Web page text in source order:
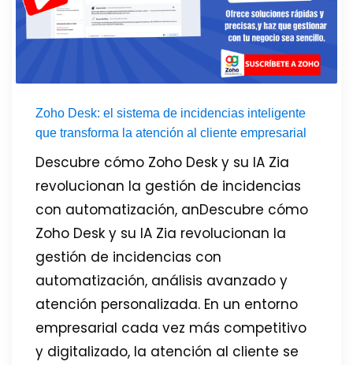
Zoho Desk: el sistema de incidencias inteligente
que transforma la atención al cliente empresarial
Descubre cómo Zoho Desk y su IA Zia
revolucionan la gestión de incidencias
con automatización, anDescubre cómo
Zoho Desk y su IA Zia revolucionan la
gestión de incidencias con
automatización, análisis avanzado y
atención personalizada. En un entorno
empresarial cada vez más competitivo
y digitalizado, la atención al cliente se